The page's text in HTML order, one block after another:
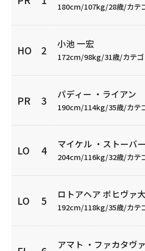
180cm/107kg/28歳/カテ
小池 一宏
172cm/98kg/31歳/カテゴ
パディー ・ライアン
190cm/114kg/35歳/カテ
マイケル ・ストーバ
204cm/116kg/32歳/カテ
ロトアヘア ポヒヴァ
192cm/118kg/35歳/カテ
アマト ・ファカタヴァ